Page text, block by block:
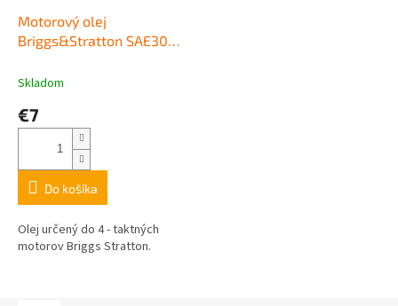
Motorový olej
Briggs&Stratton SAE30
Skladom
€7
Do košíka
Olej určený do 4 - taktných
motorov Briggs Stratton.